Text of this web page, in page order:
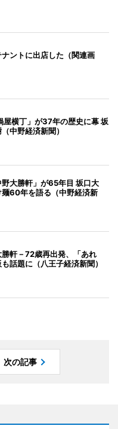
ントに出店した（関連画
屋横丁」が37年の歴史に幕 坂
中野経済新聞）
野大勝軒」が65年目 坂口大
60年を語る（中野経済新
軒－72歳再出発、「あれ
話題に（八王子経済新聞）
次の記事